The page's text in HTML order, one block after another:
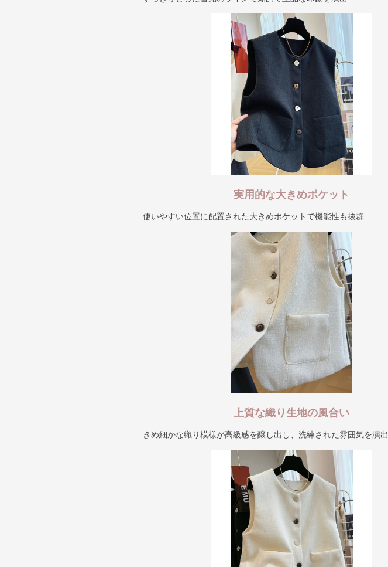
実用的な大きめポケット
使いやすい位置に配置された大きめポケットで機能性も抜群
上質な織り生地の風合い
きめ細かな織り模様が高級感を醸し出し、洗練された雰囲気を演出